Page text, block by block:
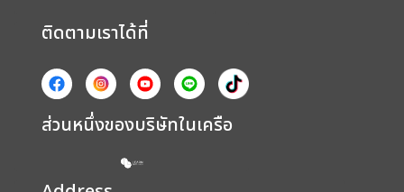
ติดตามเราได้ที่
ส่วนหนึ่งของบริษัทในเครือ